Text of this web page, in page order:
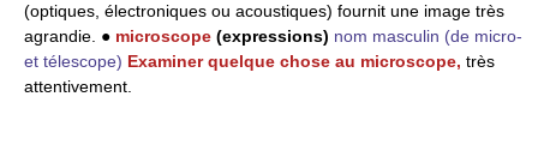
(optiques, électroniques ou acoustiques) fournit une image très
agrandie. ● microscope (expressions) nom masculin (de micro-
et télescope) Examiner quelque chose au microscope, très
attentivement.